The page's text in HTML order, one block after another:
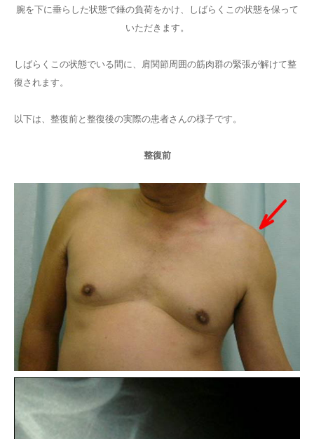
腕を下に垂らした状態で錘の負荷をかけ、しばらくこの状態を保って
いただきます。
しばらくこの状態でいる間に、肩関節周囲の筋肉群の緊張が解けて整
復されます。
以下は、整復前と整復後の実際の患者さんの様子です。
整復前